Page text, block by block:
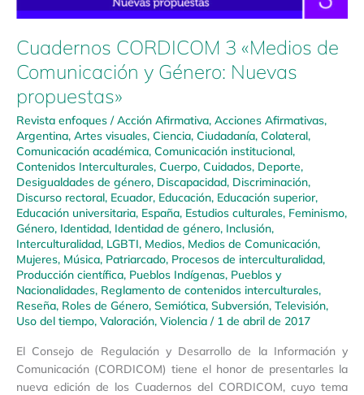
Cuadernos CORDICOM 3 «Medios de
Comunicación y Género: Nuevas
propuestas»
Revista enfoques /Acción Afirmativa, Acciones Afirmativas,
Argentina, Artes visuales, Ciencia, Ciudadanía, Colateral,
Comunicación académica, Comunicación institucional,
Contenidos Interculturales, Cuerpo, Cuidados, Deporte,
Desigualdades de género, Discapacidad, Discriminación,
Discurso rectoral, Ecuador, Educación, Educación superior,
Educación universitaria, España, Estudios culturales, Feminismo,
Género, Identidad, Identidad de género, Inclusión,
Interculturalidad, LGBTI, Medios, Medios de Comunicación,
Mujeres, Música, Patriarcado, Procesos de interculturalidad,
Producción científica, Pueblos Indígenas, Pueblos y
Nacionalidades, Reglamento de contenidos interculturales,
Reseña, Roles de Género, Semiótica, Subversión, Televisión,
Uso del tiempo, Valoración, Violencia / 1 de abril de 2017
El Consejo de Regulación y Desarrollo de la Información y
Comunicación (CORDICOM) tiene el honor de presentarles la
nueva edición de los Cuadernos del CORDICOM, cuyo tema